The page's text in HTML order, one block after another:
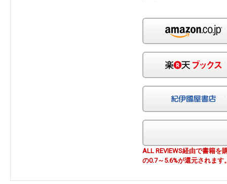
ALL REVIEWS経由で書籍
の0.7～5.6%が還元されます